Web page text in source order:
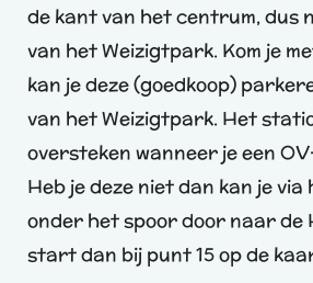
de kant van het centrum, dus
van het Weizigtpark. Kom je
kan je deze (goedkoop)
van het Weizigtpark. Het
oversteken wanneer je een
Heb je deze niet dan kan je
onder het spoor door naar de
start dan bij punt 15 op de